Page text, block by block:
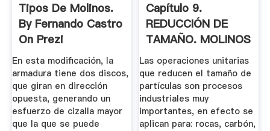
Tipos De Molinos.
By Fernando Castro
On Prezi
En esta modificación, la
armadura tiene dos discos,
que giran en dirección
opuesta, generando un
esfuerzo de cizalla mayor
que la que se puede
Capítulo 9.
REDUCCIÓN DE
TAMAÑO. MOLINOS
.
Las operaciones unitarias
que reducen el tamaño de
partículas son procesos
industriales muy
importantes, en efecto se
aplican para: rocas, carbón,